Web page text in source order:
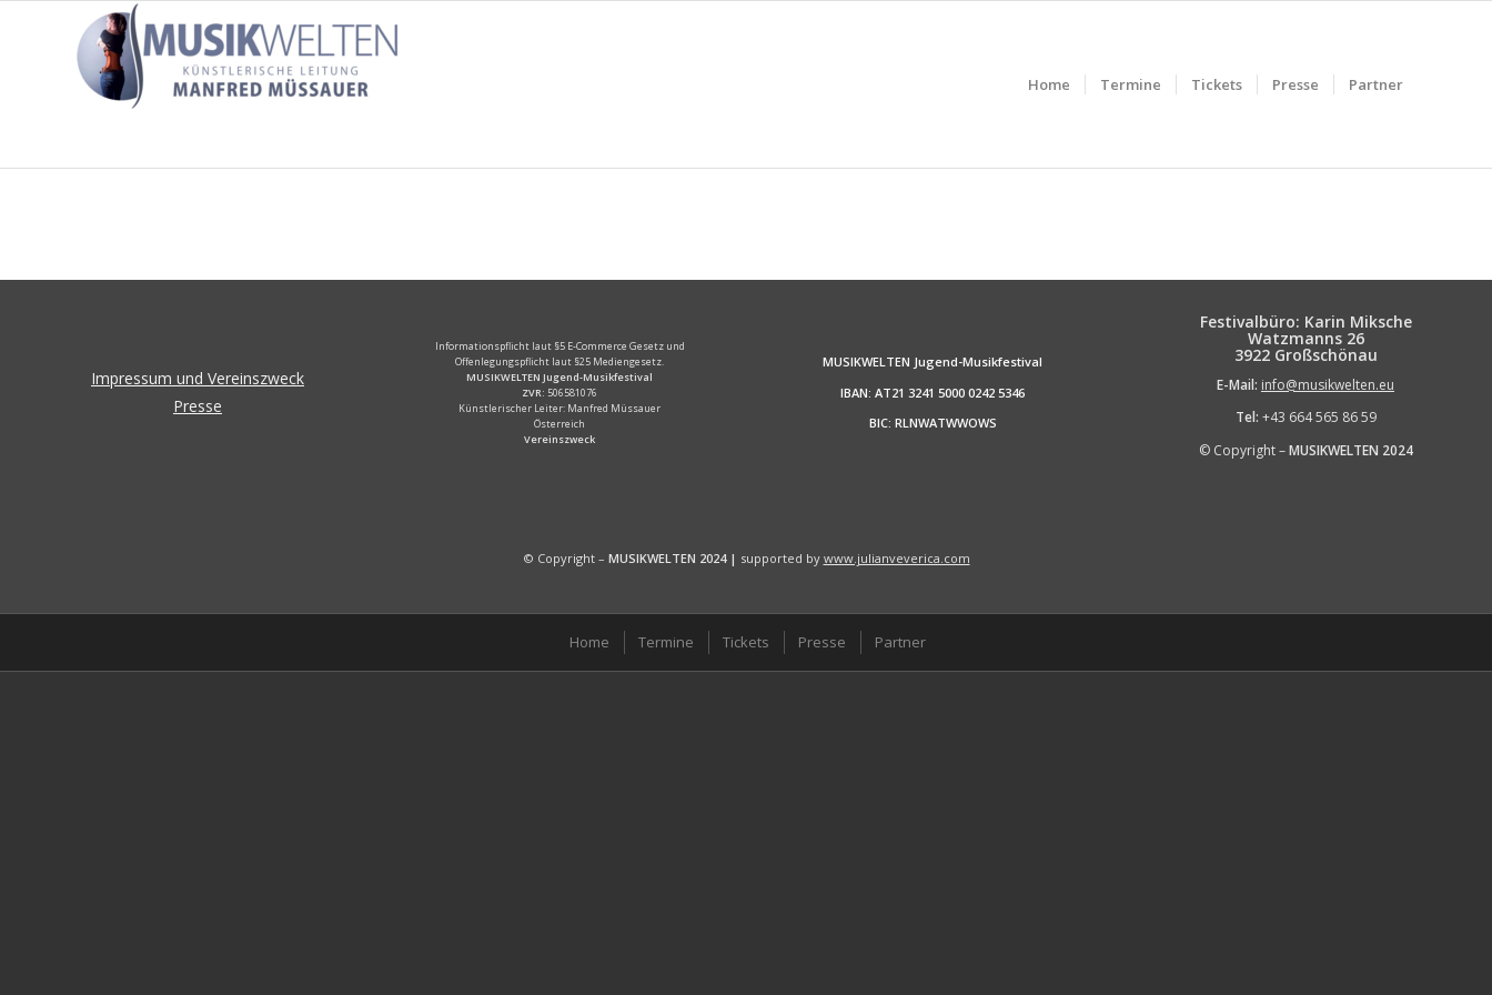
Home Termine Tickets Presse Partner
Impressum und Vereinszweck
Presse
Informationspflicht laut §5 E-Commerce Gesetz und
Offenlegungspflicht laut §25 Mediengesetz.
MUSIKWELTEN Jugend-Musikfestival
ZVR: 506581076
Künstlerischer Leiter: Manfred Müssauer
Österreich
Vereinszweck
MUSIKWELTEN Jugend-Musikfestival
IBAN: AT21 3241 5000 0242 5346
BIC: RLNWATWWOWS
Festivalbüro: Karin Miksche
Watzmanns 26
3922 Großschönau
E-Mail: info@musikwelten.eu
Tel: +43 664 565 86 59
© Copyright –MUSIKWELTEN 2024
© Copyright – MUSIKWELTEN 2024 | supported by www.julianveverica.com
Home Termine Tickets Presse Partner